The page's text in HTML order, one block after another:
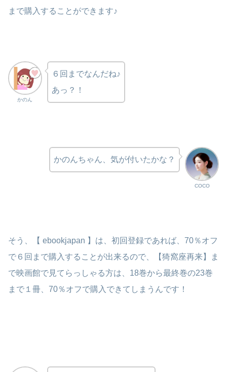
まで購入することができます♪
かのん
６回までなんだね♪
あっ？！
COCO
かのんちゃん、気が付いたかな？
そう、【 ebookjapan 】は、初回登録であれば、70％オフ
で６回まで購入することが出来るので、【猗窩座再来】ま
で映画館で見てらっしゃる方は、18巻から最終巻の23巻
まで１冊、70％オフで購入できてしまうんです！